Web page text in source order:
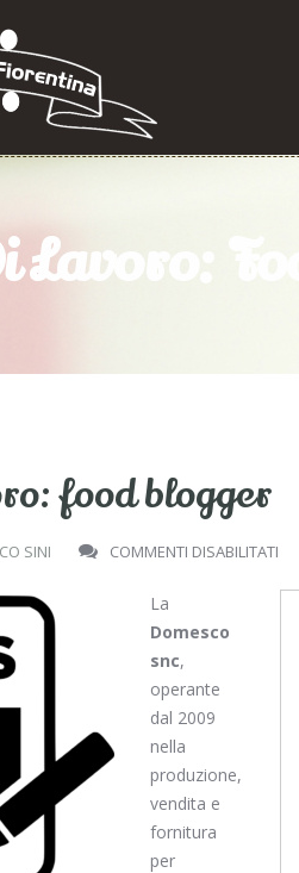
food blogger
SINI COMMENTI DISABILITATI
DI
La
Domesco
snc,
operante
dal 2009
nella
produzione,
vendita e
fornitura
per